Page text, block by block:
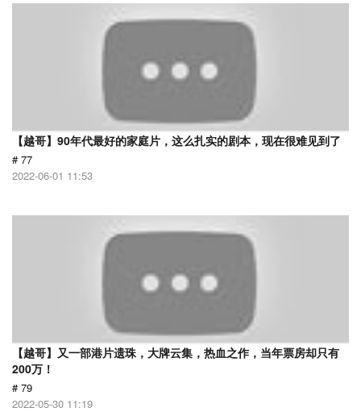
【越哥】90年代最好的家庭片，这么扎实的剧本，现在很难见到了
# 77
2022-06-01 11:53
【越哥】又一部港片遗珠，大牌云集，热血之作，当年票房却只有
200万！
# 79
2022-05-30 11:19